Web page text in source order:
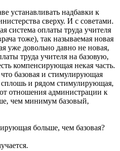
устанавливать надбавки к
сверху. И с советами.
система оплаты труда учителя
тоже), так называемая новая
уже довольно давно не новая,
труда учителя на базовую,
компенсирующая некая часть.
базовая и стимулирующая
и рядом стимулирующая,
отношения администрации к
чем минимум базовый,
больше, чем базовая?